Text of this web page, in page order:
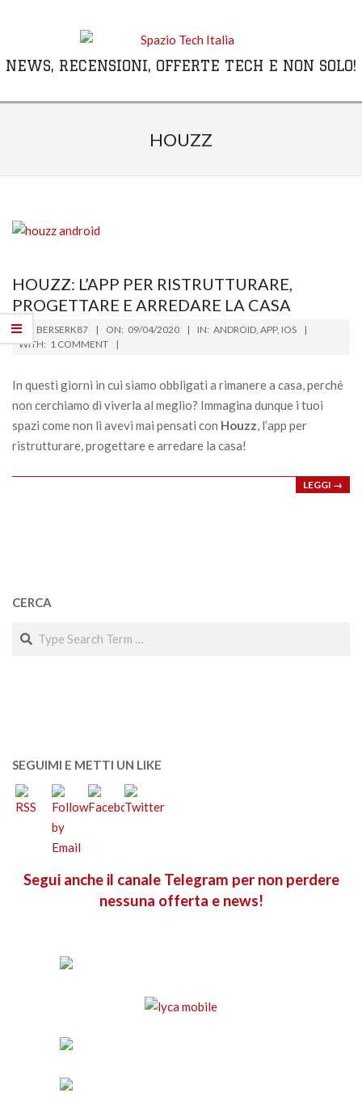
NEWS, RECENSIONI, OFFERTE TECH E NON SOLO!
HOUZZ
HOUZZ: L’APP PER RISTRUTTURARE,
PROGETTARE E ARREDARE LA CASA
2020-
04-
BY: BERSERK87 ON: 09/04/2020 IN: ANDROID APP, IOS
WITH: 1 COMMENT
In questi giorni in cui siamo obbligati a rimanere a casa, perché
non cerchiamo di viverla al meglio? Immagina dunque i tuoi
spazi come non li avevi mai pensati con Houzz, l’app per
ristrutturare, progettare e arredare la casa!
LEGGI →
CERCA
Search
SEGUIMI E METTI UN LIKE
Segui anche il canale Telegram per non perdere
nessuna offerta e news!